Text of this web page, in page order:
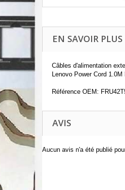
EN SAVOIR PLUS
Câbles d'alimentation
Lenovo Power Cord
Référence OEM:
AVIS
Aucun avis n'a été publié